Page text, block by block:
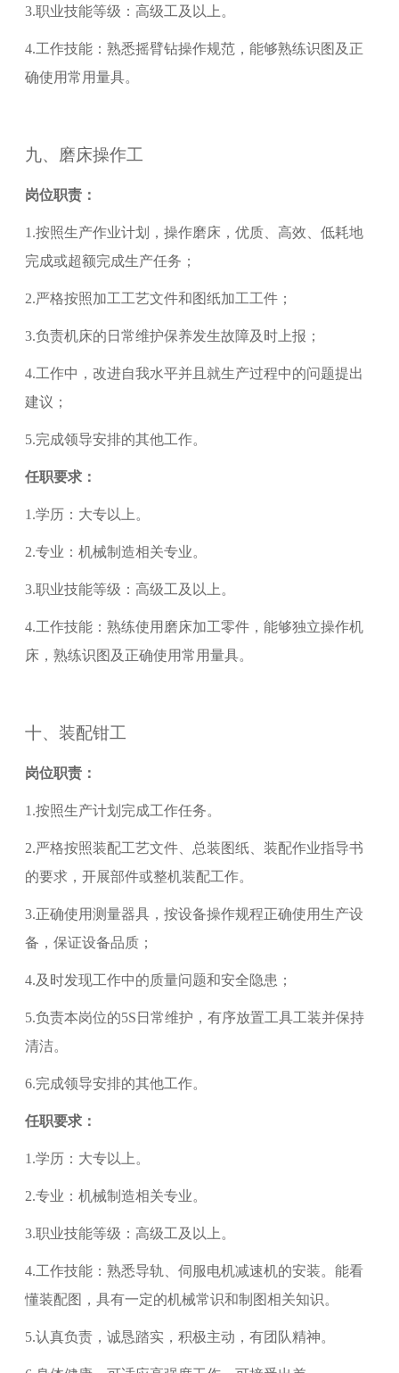
3.职业技能等级：高级工 及以上。
4.工作技能：熟悉摇臂钻操作规范，能够熟练识图及正
确使用常用量具。
九、 磨床操作工
岗位职责：
1.按照生产作业计划，操作磨床，优质、高效、低耗地
完成或超额完成生产任务；
2.严格按照加工工艺文件和图纸加工工件；
3.负责机床的日常维护保养发生故障及时上报；
4.工作中，改进自我水平并且就生产过程中的问题提出
建议；
5.完成领导安排的其他工作。
任职要求：
1.学历：大专以上。
2.专业：机械制造相关专业。
3.职业技能等级：高级工 及以上。
4.工作技能：熟练使用磨床加工零件，能够独立操作机
床，熟练识图及正确使用常用量具。
十、 装配钳工
岗位职责：
1.按照生产计划完成工作任务。
2.严格按照装配工艺文件、总装图纸、装配作业指导书
的要求 ，开展部件或整机装配工作。
3.正确使用测量器具，按设备操作规程正确使用生产设
备，保证设备品质；
4.及时发现工作中的质量问题和安全隐患；
5.负责本岗位的5S日常维护，有序放置工具工装并保持
清洁。
6.完成领导安排的其他工作。
任职要求：
1.学历：大专以上。
2.专业：机械制造相关专业。
3.职业技能等级：高级工 及以上。
4.工作技能：熟悉导轨、伺服电机减速机的安装。能看
懂装配图，具有一定的机械常识和制图相关知识。
5.认真负责，诚恳踏实，积极主动，有团队精神。